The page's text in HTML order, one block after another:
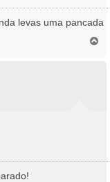
levas uma pancada